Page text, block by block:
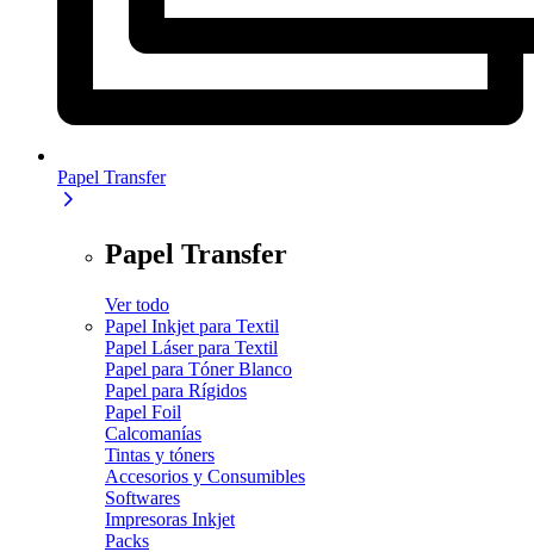
Papel Transfer
Papel Transfer
Ver todo
Papel Inkjet para Textil
Papel Láser para Textil
Papel para Tóner Blanco
Papel para Rígidos
Papel Foil
Calcomanías
Tintas y tóners
Accesorios y Consumibles
Softwares
Impresoras Inkjet
Packs